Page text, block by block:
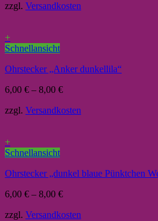
zzgl. Versandkosten
+
Schnellansicht
Ohrstecker „Anker dunkellila“
6,00 € – 8,00 €
zzgl. Versandkosten
+
Schnellansicht
Ohrstecker „dunkel blaue Pünktchen
6,00 € – 8,00 €
zzgl. Versandkosten